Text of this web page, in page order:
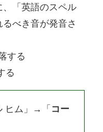
「英語のスペル
べき音が発音さ
する
る
ヒム」→「 コー